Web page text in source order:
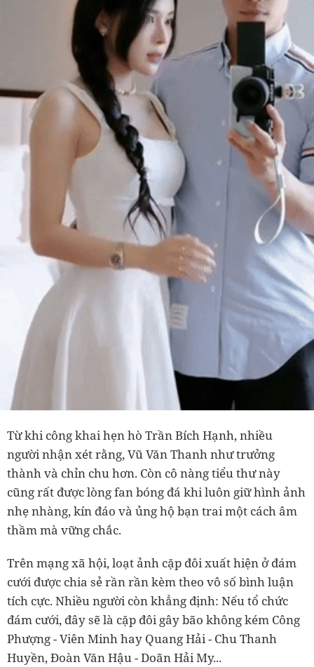
Từ khi công khai hẹn hò Trần Bích Hạnh, nhiều
người nhận xét rằng, Vũ Văn Thanh như trưởng
thành và chỉn chu hơn. Còn cô nàng tiểu thư này
cũng rất được lòng fan bóng đá khi luôn giữ hình ảnh
nhẹ nhàng, kín đáo và ủng hộ bạn trai một cách âm
thầm mà vững chắc.
Trên mạng xã hội, loạt ảnh cặp đôi xuất hiện ở đám
cưới được chia sẻ rần rần kèm theo vô số bình luận
tích cực. Nhiều người còn khẳng định: Nếu tổ chức
đám cưới, đây sẽ là cặp đôi gây bão không kém Công
Phượng - Viên Minh hay Quang Hải - Chu Thanh
Huyền, Đoàn Văn Hậu - Doãn Hải My...